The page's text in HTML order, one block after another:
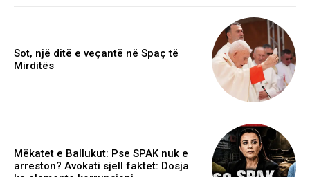
Sot, një ditë e veçantë në Spaç të
Mirditës
Mëkatet e Ballukut: Pse SPAK nuk e
arreston? Avokati sjell faktet: Dosja